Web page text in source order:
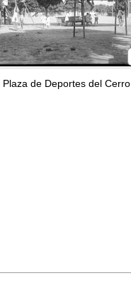
Plaza de Deportes del Cerro.